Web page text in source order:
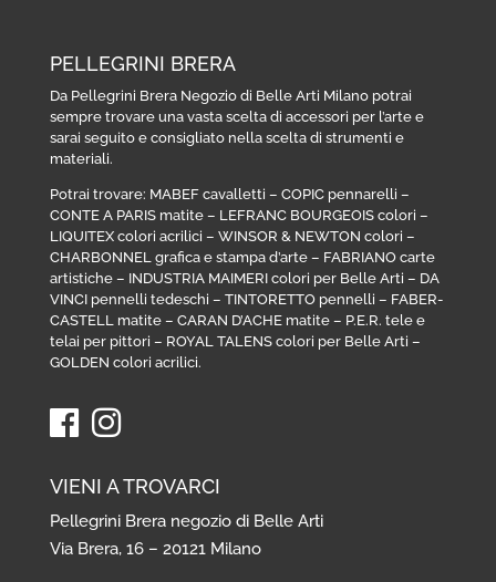
PELLEGRINI BRERA
Da Pellegrini Brera Negozio di Belle Arti Milano potrai
sempre trovare una vasta scelta di accessori per l’arte e
sarai seguito e consigliato nella scelta di strumenti e
materiali.
Potrai trovare: MABEF cavalletti – COPIC pennarelli –
CONTE A PARIS matite– LEFRANC BOURGEOIS colori –
LIQUITEX colori acrilici – WINSOR & NEWTON colori –
CHARBONNEL grafica e stampa d’arte– FABRIANO carte
artistiche– INDUSTRIA MAIMERI colori per Belle Arti – DA
VINCI pennelli tedeschi – TINTORETTO pennelli – FABER-
CASTELL matite– CARAN D’ACHE matite– P.E.R. tele e
telai per pittori – ROYAL TALENS colori per Belle Arti –
GOLDEN colori acrilici.
VIENI A TROVARCI
Pellegrini Brera negozio di Belle Arti
Via Brera, 16 – 20121 Milano